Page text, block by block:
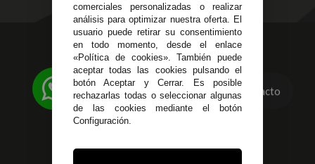
623 23 31 98
Atendemos Whatsapp
955 44 45 43/955 44 45 44
info@steielectronica.com
Avenida Plaza de Toros,
Contacto
comerciales personalizadas o realizar
análisis para optimizar nuestra oferta. El
usuario puede retirar su consentimiento
en todo momento, desde el enlace
«Política de cookies». También puede
aceptar todas las cookies pulsando el
botón Aceptar y Cerrar. Es posible
rechazarlas todas o seleccionar algunas
de las cookies mediante el botón
Configuración.